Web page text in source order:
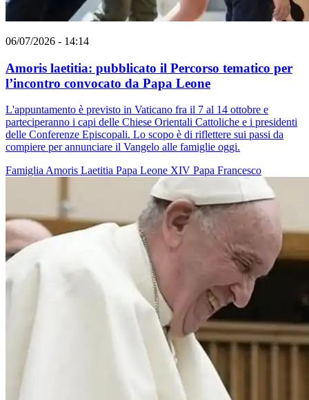
06/07/2026 - 14:14
Amoris laetitia: pubblicato il Percorso tematico per
l’incontro convocato da Papa Leone
L'appuntamento è previsto in Vaticano fra il 7 al 14 ottobre e
parteciperanno i capi delle Chiese Orientali Cattoliche e i presidenti
delle Conferenze Episcopali. Lo scopo è di riflettere sui passi da
compiere per annunciare il Vangelo alle famiglie oggi.
Famiglia Amoris Laetitia Papa Leone XIV Papa Francesco